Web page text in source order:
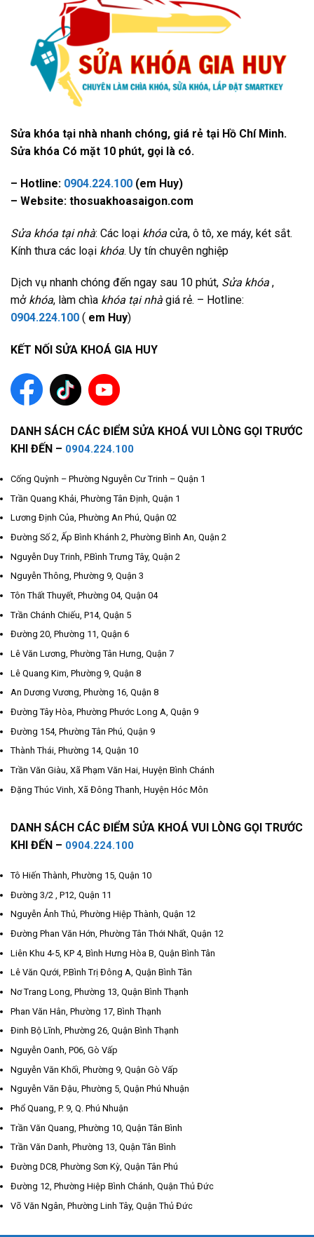
Sửa khóa tại nhà nhanh chóng, giá rẻ tại Hồ Chí Minh.
Sửa khóa Có mặt 10 phút, gọi là có.
– Hotline: 0904.224.100 (em Huy)
– Website: thosuakhoasaigon.com
Sửa khóa tại nhà: Các loại khóa cửa, ô tô, xe máy, két sắt.
Kính thưa các loại khóa. Uy tín chuyên nghiệp
Dịch vụ nhanh chóng đến ngay sau 10 phút, Sửa khóa ,
mở khóa, làm chìa khóa tại nhà giá rẻ. – Hotline:
0904.224.100 ( em Huy)
KẾT NỐI SỬA KHOÁ GIA HUY
DANH SÁCH CÁC ĐIỂM SỬA KHOÁ VUI LÒNG GỌI TRƯỚC
KHI ĐẾN – 0904.224.100
Cống Quỳnh – Phường Nguyễn Cư Trinh – Quận 1
Trần Quang Khải, Phường Tân Định, Quận 1
Lương Định Của, Phường An Phú, Quận 02
Đường Số 2, Ấp Bình Khánh 2, Phường Bình An, Quận 2
Nguyễn Duy Trinh, P.Bình Trưng Tây, Quận 2
Nguyễn Thông, Phường 9, Quận 3
Tôn Thất Thuyết, Phường 04, Quận 04
Trần Chánh Chiếu, P14, Quận 5
Đường 20, Phường 11, Quận 6
Lê Văn Lương, Phường Tân Hưng, Quận 7
Lê Quang Kim, Phường 9, Quận 8
An Dương Vương, Phường 16, Quận 8
Đường Tây Hòa, Phường Phước Long A, Quận 9
Đường 154, Phường Tân Phú, Quận 9
Thành Thái, Phường 14, Quận 10
Trần Văn Giàu, Xã Phạm Văn Hai, Huyện Bình Chánh
Đặng Thúc Vinh, Xã Đông Thanh, Huyện Hóc Môn
DANH SÁCH CÁC ĐIỂM SỬA KHOÁ VUI LÒNG GỌI TRƯỚC
KHI ĐẾN – 0904.224.100
Tô Hiến Thành, Phường 15, Quận 10
Đường 3/2 , P12, Quận 11
Nguyễn Ảnh Thủ, Phường Hiệp Thành, Quận 12
Đường Phan Văn Hớn, Phường Tân Thới Nhất, Quận 12
Liên Khu 4-5, KP 4, Bình Hưng Hòa B, Quận Bình Tân
Lê Văn Qưới, P.Bình Trị Đông A, Quận Bình Tân
Nơ Trang Long, Phường 13, Quận Bình Thạnh
Phan Văn Hân, Phường 17, Bình Thạnh
Đinh Bộ Lĩnh, Phường 26, Quận Bình Thạnh
Nguyễn Oanh, P06, Gò Vấp
Nguyễn Văn Khối, Phường 9, Quận Gò Vấp
Nguyễn Văn Đậu, Phường 5, Quận Phú Nhuận
Phổ Quang, P. 9, Q. Phú Nhuận
Trần Văn Quang, Phường 10, Quận Tân Bình
Trần Văn Danh, Phường 13, Quận Tân Bình
Đường DC8, Phường Sơn Kỳ, Quận Tân Phú
Đường 12, Phường Hiệp Bình Chánh, Quận Thủ Đức
Võ Văn Ngân, Phường Linh Tây, Quận Thủ Đức